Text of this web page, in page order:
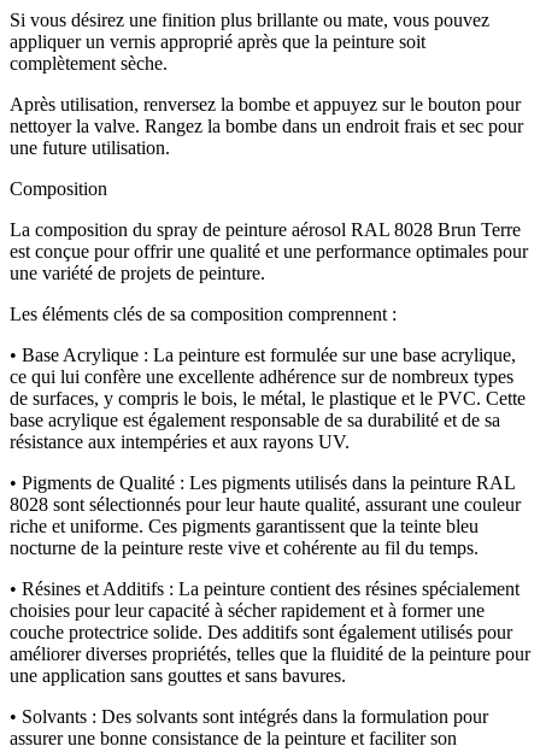
Si vous désirez une finition plus brillante ou mate, vous pouvez
appliquer un vernis approprié après que la peinture soit
complètement sèche.
Après utilisation, renversez la bombe et appuyez sur le bouton pour
nettoyer la valve. Rangez la bombe dans un endroit frais et sec pour
une future utilisation.
Composition
La composition du spray de peinture aérosol RAL 8028 Brun Terre
est conçue pour offrir une qualité et une performance optimales pour
une variété de projets de peinture.
Les éléments clés de sa composition comprennent :
• Base Acrylique : La peinture est formulée sur une base acrylique,
ce qui lui confère une excellente adhérence sur de nombreux types
de surfaces, y compris le bois, le métal, le plastique et le PVC. Cette
base acrylique est également responsable de sa durabilité et de sa
résistance aux intempéries et aux rayons UV.
• Pigments de Qualité : Les pigments utilisés dans la peinture RAL
8028 sont sélectionnés pour leur haute qualité, assurant une couleur
riche et uniforme. Ces pigments garantissent que la teinte bleu
nocturne de la peinture reste vive et cohérente au fil du temps.
• Résines et Additifs : La peinture contient des résines spécialement
choisies pour leur capacité à sécher rapidement et à former une
couche protectrice solide. Des additifs sont également utilisés pour
améliorer diverses propriétés, telles que la fluidité de la peinture pour
une application sans gouttes et sans bavures.
• Solvants : Des solvants sont intégrés dans la formulation pour
assurer une bonne consistance de la peinture et faciliter son